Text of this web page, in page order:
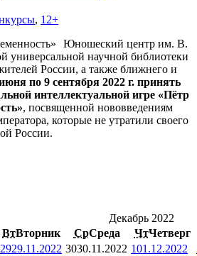
, 12+
Юношеский центр им. В.
универсальной научной библиотеки
России, а также ближнего и
по 9 сентября 2022 г. принять
интеллектуальной игре «Пётр
, посвященной нововведениям
которые не утратили своего
России.
Декабрь 2022
ВтВторник СрСреда ЧтЧетверг
2929.11.2022 3030.11.2022 101.12.2022